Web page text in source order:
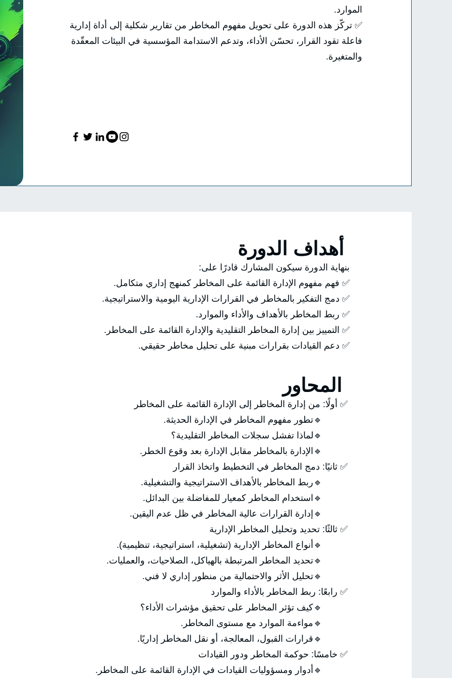
الموارد.
✅ تركّز هذه الدورة على تحويل مفهوم المخاطر من تقارير شكلية إلى أداة إدارية
فاعلة تقود القرار، تحسّن الأداء، وتدعم الاستدامة المؤسسية في البيئات المعقّدة
والمتغيرة.
بنهاية الدورة سيكون المشارك قادرًا على:
✅ فهم مفهوم الإدارة القائمة على المخاطر كمنهج إداري متكامل.
✅ دمج التفكير بالمخاطر في القرارات الإدارية اليومية والاستراتيجية.
✅ ربط المخاطر بالأهداف والأداء والموارد.
✅ التمييز بين إدارة المخاطر التقليدية والإدارة القائمة على المخاطر.
✅ دعم القيادات بقرارات مبنية على تحليل مخاطر حقيقي.
✅ أولًا: من إدارة المخاطر إلى الإدارة القائمة على المخاطر
🔹تطور مفهوم المخاطر في الإدارة الحديثة.
🔹لماذا تفشل سجلات المخاطر التقليدية؟
🔹الإدارة بالمخاطر مقابل الإدارة بعد وقوع الخطر.
✅ ثانيًا: دمج المخاطر في التخطيط واتخاذ القرار
🔹ربط المخاطر بالأهداف الاستراتيجية والتشغيلية.
🔹استخدام المخاطر كمعيار للمفاضلة بين البدائل.
🔹إدارة القرارات عالية المخاطر في ظل عدم اليقين.
✅ ثالثًا: تحديد وتحليل المخاطر الإدارية
🔹أنواع المخاطر الإدارية (تشغيلية، استراتيجية، تنظيمية).
🔹تحديد المخاطر المرتبطة بالهياكل، الصلاحيات، والعمليات.
🔹تحليل الأثر والاحتمالية من منظور إداري لا فني.
✅ رابعًا: ربط المخاطر بالأداء والموارد
🔹كيف تؤثر المخاطر على تحقيق مؤشرات الأداء؟
🔹مواءمة الموارد مع مستوى المخاطر.
🔹قرارات القبول، المعالجة، أو نقل المخاطر إداريًا.
✅ خامسًا: حوكمة المخاطر ودور القيادات
🔹أدوار ومسؤوليات القيادات في الإدارة القائمة على المخاطر.